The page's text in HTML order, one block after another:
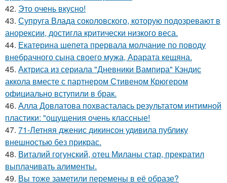
42. Это очень вкусно!
43. Супруга Влада соколовского, которую подозревают в
анорексии, достигла критически низкого веса.
44. Екатерина шепета прервала молчание по поводу
внебрачного сына своего мужа, Арарата кещяна.
45. Актриса из сериала "Дневники Вампира" Кэндис
аккола вместе с партнером Стивеном Крюгером
официально вступили в брак.
46. Алла Довлатова похвасталась результатом интимной
пластики: "ощущения очень классные!
47. 71-Летняя дженис дикинсон удивила публику
внешностью без прикрас.
48. Виталий гогунский, отец Миланы стар, прекратил
выплачивать алименты.
49. Вы тоже заметили перемены в её образе?